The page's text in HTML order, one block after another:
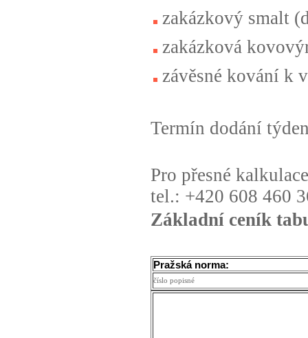
zakázkový smalt
zakázková
závěsné kování k
Termín dodání
Pro přesné
tel.: +420 608 460
Základní ceník
Pražská norma:
číslo popisné